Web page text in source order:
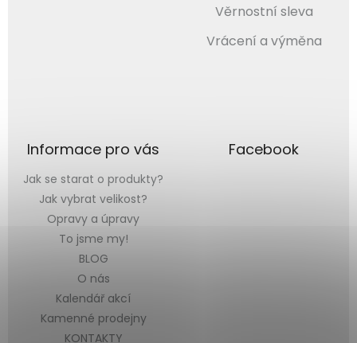
Věrnostní sleva
Vrácení a výměna
Informace pro vás
Jak se starat o produkty?
Jak vybrat velikost?
Opravy a úpravy
To jsme my!
BLOG
O nás
Kalendář akcí
Kamenné prodejny
KONTAKTY
Facebook